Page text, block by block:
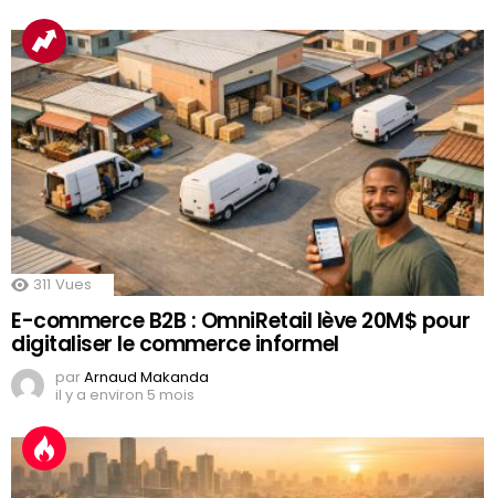
311 Vues
E-commerce B2B : OmniRetail lève 20M$ pour
digitaliser le commerce informel
parArnaud Makanda
il y a environ 5 mois